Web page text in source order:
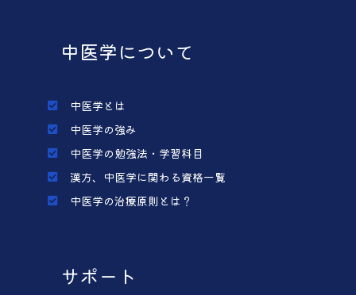
中医学について
中医学とは
中医学の強み
中医学の勉強法・学習科目
漢方、中医学に関わる資格一覧
中医学の治療原則とは？
サポート